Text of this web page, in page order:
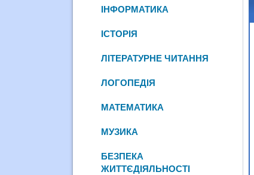
ІНФОРМАТИКА
ІСТОРІЯ
ЛІТЕРАТУРНЕ ЧИТАННЯ
ЛОГОПЕДІЯ
МАТЕМАТИКА
МУЗИКА
БЕЗПЕКА
ЖИТТЄДІЯЛЬНОСТІ